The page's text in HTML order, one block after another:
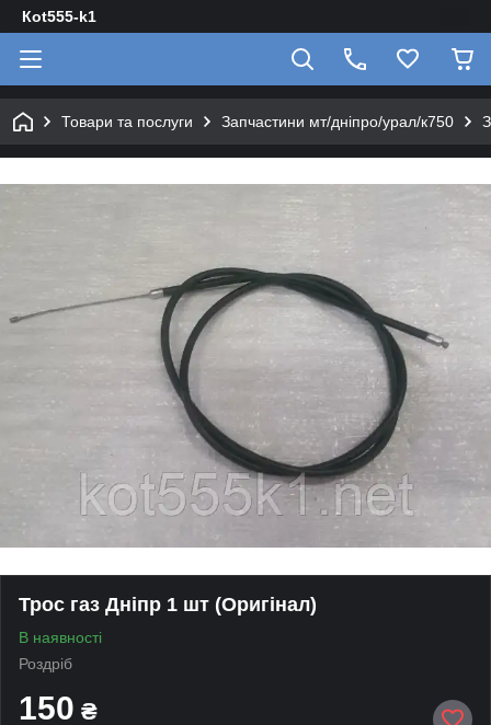
Кot555-k1
Товари та послуги Запчастини мт/дніпро/урал/к750
Трос газ Дніпр 1 шт (Оригінал)
В наявності
Роздріб
150 ₴